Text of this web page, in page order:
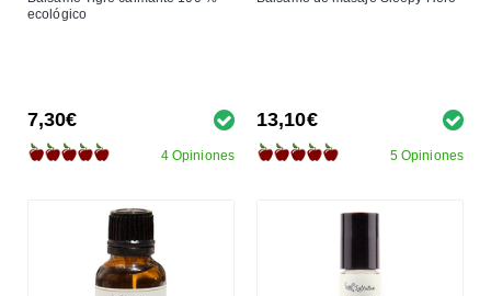
ecológico
7,30€
4 Opiniones
13,10€
5 Opiniones